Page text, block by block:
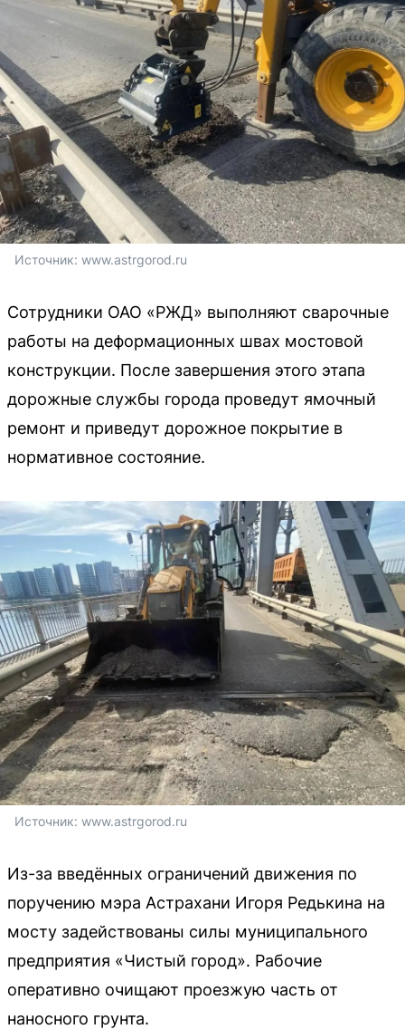
Источник: www.astrgorod.ru
Сотрудники ОАО «РЖД» выполняют сварочные
работы на деформационных швах мостовой
конструкции. После завершения этого этапа
дорожные службы города проведут ямочный
ремонт и приведут дорожное покрытие в
нормативное состояние.
Источник: www.astrgorod.ru
Из-за введённых ограничений движения по
поручению мэра Астрахани Игоря Редькина на
мосту задействованы силы муниципального
предприятия «Чистый город». Рабочие
оперативно очищают проезжую часть от
наносного грунта.